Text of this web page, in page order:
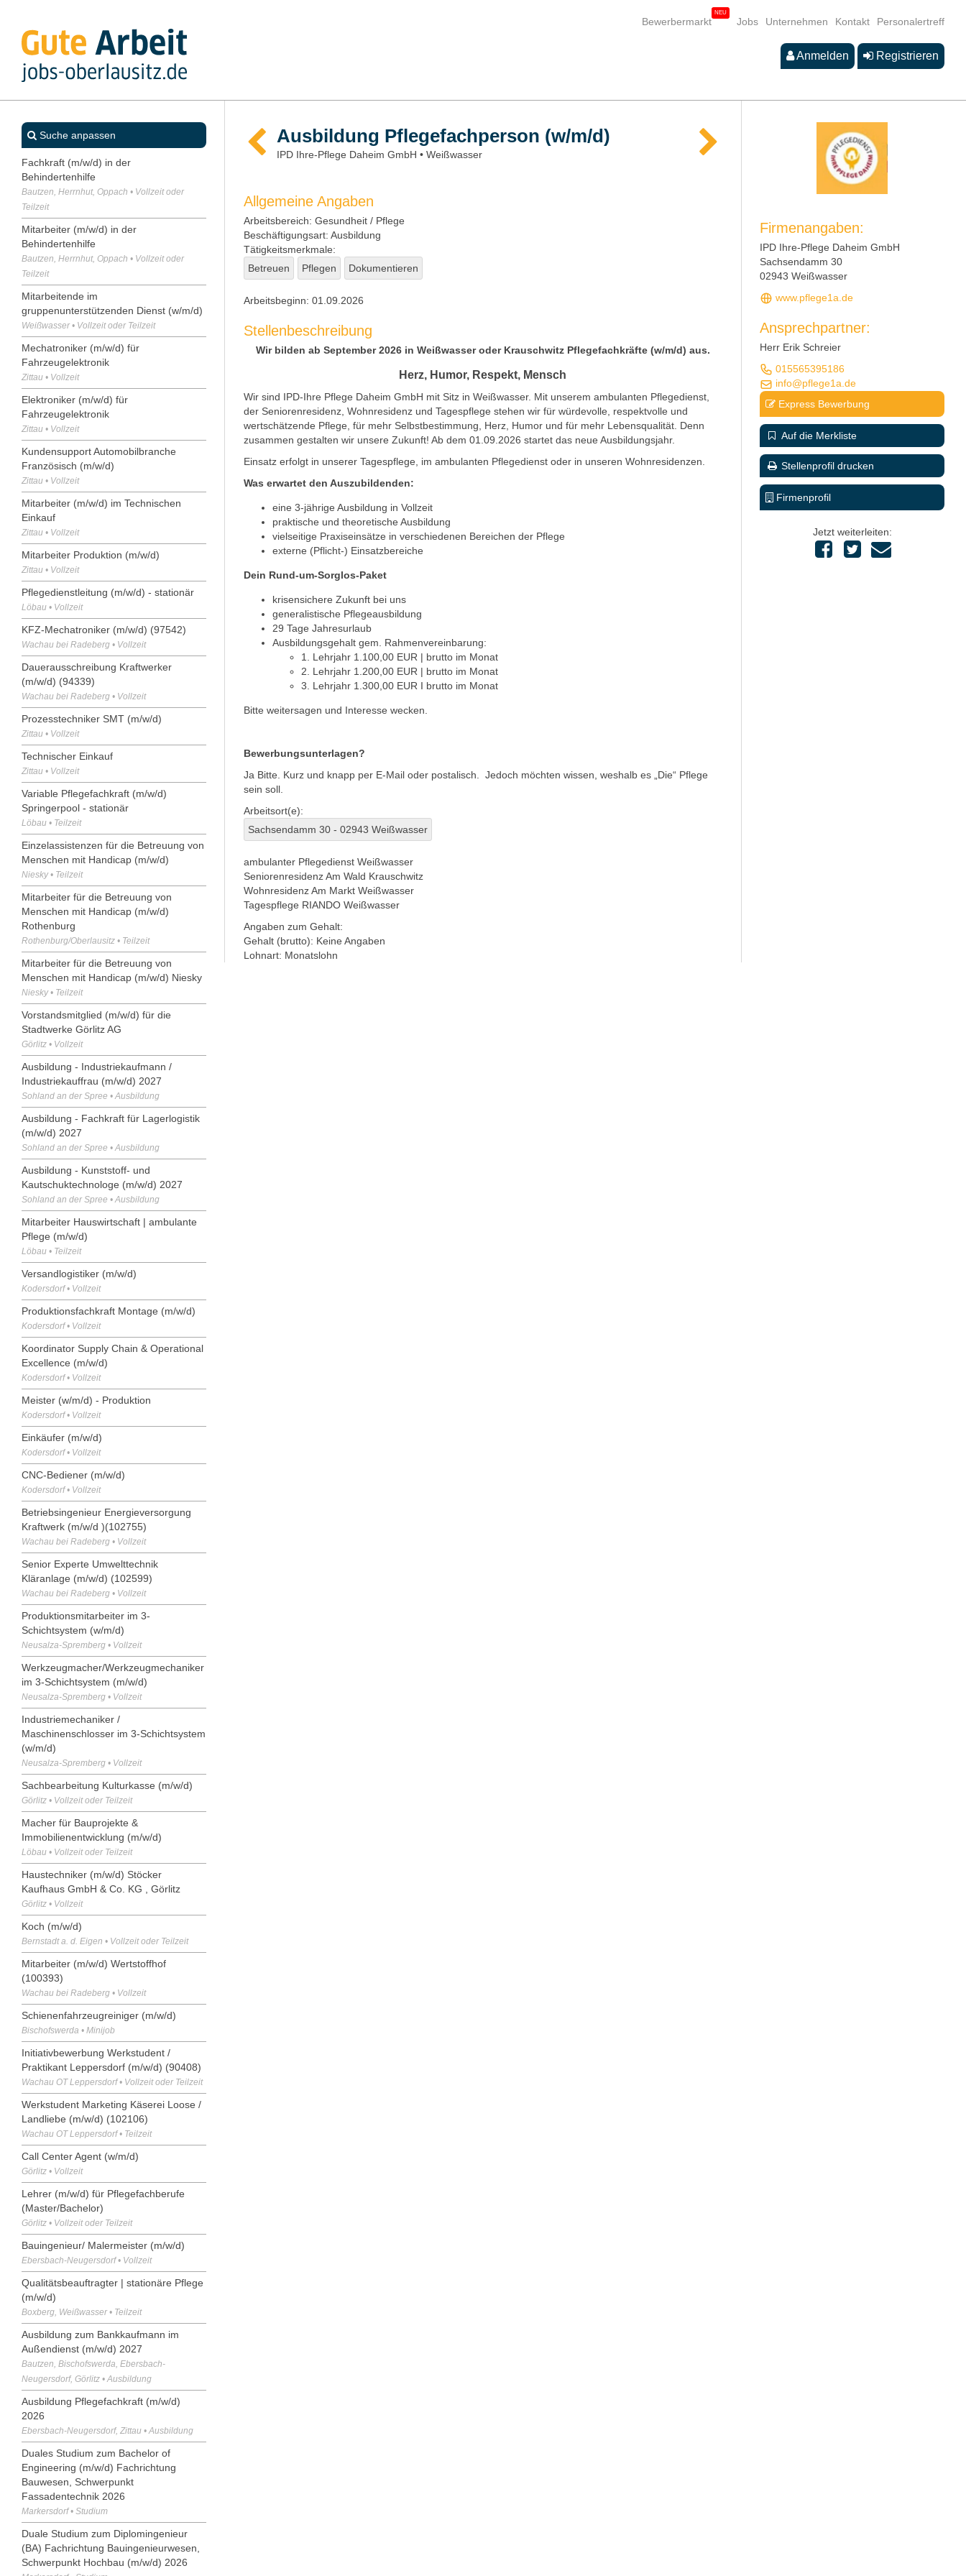
Bewerbermarkt Jobs Unternehmen Kontakt Personalertreff
Anmelden Registrieren
Suche anpassen
Fachkraft (m/w/d) in der
Behindertenhilfe
Bautzen, Herrnhut, Oppach • Vollzeit oder
Teilzeit
Mitarbeiter (m/w/d) in der
Behindertenhilfe
Bautzen, Herrnhut, Oppach • Vollzeit oder
Teilzeit
Mitarbeitende im
gruppenunterstützenden Dienst (w/m/d)
Weißwasser • Vollzeit oder Teilzeit
Mechatroniker (m/w/d) für
Fahrzeugelektronik
Zittau • Vollzeit
Elektroniker (m/w/d) für
Fahrzeugelektronik
Zittau • Vollzeit
Kundensupport Automobilbranche
Französisch (m/w/d)
Zittau • Vollzeit
Mitarbeiter (m/w/d) im Technischen
Einkauf
Zittau • Vollzeit
Mitarbeiter Produktion (m/w/d)
Zittau • Vollzeit
Pflegedienstleitung (m/w/d) - stationär
Löbau • Vollzeit
KFZ-Mechatroniker (m/w/d) (97542)
Wachau bei Radeberg • Vollzeit
Dauerausschreibung Kraftwerker
(m/w/d) (94339)
Wachau bei Radeberg • Vollzeit
Prozesstechniker SMT (m/w/d)
Zittau • Vollzeit
Technischer Einkauf
Zittau • Vollzeit
Variable Pflegefachkraft (m/w/d)
Springerpool - stationär
Löbau • Teilzeit
Einzelassistenzen für die Betreuung von
Menschen mit Handicap (m/w/d)
Niesky • Teilzeit
Mitarbeiter für die Betreuung von
Menschen mit Handicap (m/w/d)
Rothenburg
Rothenburg/Oberlausitz • Teilzeit
Mitarbeiter für die Betreuung von
Menschen mit Handicap (m/w/d) Niesky
Niesky • Teilzeit
Vorstandsmitglied (m/w/d) für die
Stadtwerke Görlitz AG
Görlitz • Vollzeit
Ausbildung - Industriekaufmann /
Industriekauffrau (m/w/d) 2027
Sohland an der Spree • Ausbildung
Ausbildung - Fachkraft für Lagerlogistik
(m/w/d) 2027
Sohland an der Spree • Ausbildung
Ausbildung - Kunststoff- und
Kautschuktechnologe (m/w/d) 2027
Sohland an der Spree • Ausbildung
Mitarbeiter Hauswirtschaft | ambulante
Pflege (m/w/d)
Löbau • Teilzeit
Versandlogistiker (m/w/d)
Kodersdorf • Vollzeit
Produktionsfachkraft Montage (m/w/d)
Kodersdorf • Vollzeit
Koordinator Supply Chain & Operational
Excellence (m/w/d)
Kodersdorf • Vollzeit
Meister (w/m/d) - Produktion
Kodersdorf • Vollzeit
Einkäufer (m/w/d)
Kodersdorf • Vollzeit
CNC-Bediener (m/w/d)
Kodersdorf • Vollzeit
Betriebsingenieur Energieversorgung
Kraftwerk (m/w/d )(102755)
Wachau bei Radeberg • Vollzeit
Senior Experte Umwelttechnik
Kläranlage (m/w/d) (102599)
Wachau bei Radeberg • Vollzeit
Produktionsmitarbeiter im 3-
Schichtsystem (w/m/d)
Neusalza-Spremberg • Vollzeit
Werkzeugmacher/Werkzeugmechaniker
im 3-Schichtsystem (m/w/d)
Neusalza-Spremberg • Vollzeit
Industriemechaniker /
Maschinenschlosser im 3-Schichtsystem
(w/m/d)
Neusalza-Spremberg • Vollzeit
Sachbearbeitung Kulturkasse (m/w/d)
Görlitz • Vollzeit oder Teilzeit
Macher für Bauprojekte &
Immobilienentwicklung (m/w/d)
Löbau • Vollzeit oder Teilzeit
Haustechniker (m/w/d) Stöcker
Kaufhaus GmbH & Co. KG , Görlitz
Görlitz • Vollzeit
Koch (m/w/d)
Bernstadt a. d. Eigen • Vollzeit oder Teilzeit
Mitarbeiter (m/w/d) Wertstoffhof
(100393)
Wachau bei Radeberg • Vollzeit
Schienenfahrzeugreiniger (m/w/d)
Bischofswerda • Minijob
Initiativbewerbung Werkstudent /
Praktikant Leppersdorf (m/w/d) (90408)
Wachau OT Leppersdorf • Vollzeit oder Teilzeit
Werkstudent Marketing Käserei Loose /
Landliebe (m/w/d) (102106)
Wachau OT Leppersdorf • Teilzeit
Call Center Agent (w/m/d)
Görlitz • Vollzeit
Lehrer (m/w/d) für Pflegefachberufe
(Master/Bachelor)
Görlitz • Vollzeit oder Teilzeit
Bauingenieur/ Malermeister (m/w/d)
Ebersbach-Neugersdorf • Vollzeit
Qualitätsbeauftragter | stationäre Pflege
(m/w/d)
Boxberg, Weißwasser • Teilzeit
Ausbildung zum Bankkaufmann im
Außendienst (m/w/d) 2027
Bautzen, Bischofswerda, Ebersbach-
Neugersdorf, Görlitz • Ausbildung
Ausbildung Pflegefachkraft (m/w/d)
2026
Ebersbach-Neugersdorf, Zittau • Ausbildung
Duales Studium zum Bachelor of
Engineering (m/w/d) Fachrichtung
Bauwesen, Schwerpunkt
Fassadentechnik 2026
Markersdorf • Studium
Duale Studium zum Diplomingenieur
(BA) Fachrichtung Bauingenieurwesen,
Schwerpunkt Hochbau (m/w/d) 2026
Ausbildung Pflegefachperson (w/m/d)
IPD Ihre-Pflege Daheim GmbH • Weißwasser
Allgemeine Angaben
Arbeitsbereich: Gesundheit / Pflege
Beschäftigungsart: Ausbildung
Tätigkeitsmerkmale:
Betreuen
Pflegen Dokumentieren
Arbeitsbeginn: 01.09.2026
Stellenbeschreibung
Wir bilden ab September 2026 in Weißwasser oder Krauschwitz Pflegefachkräfte (w/m/d) aus.
Herz, Humor, Respekt, Mensch
Wir sind IPD-Ihre Pflege Daheim GmbH mit Sitz in Weißwasser. Mit unserem ambulanten Pflegedienst,
der Seniorenresidenz, Wohnresidenz und Tagespflege stehen wir für würdevolle, respektvolle und
wertschätzende Pflege, für mehr Selbstbestimmung, Herz, Humor und für mehr Lebensqualität. Denn
zusammen gestalten wir unsere Zukunft! Ab dem 01.09.2026 startet das neue Ausbildungsjahr.
Einsatz erfolgt in unserer Tagespflege, im ambulanten Pflegedienst oder in unseren Wohnresidenzen.
Was erwartet den Auszubildenden:
eine 3-jährige Ausbildung in Vollzeit
praktische und theoretische Ausbildung
vielseitige Praxiseinsätze in verschiedenen Bereichen der Pflege
externe (Pflicht-) Einsatzbereiche
Dein Rund-um-Sorglos-Paket
krisensichere Zukunft bei uns
generalistische Pflegeausbildung
29 Tage Jahresurlaub
Ausbildungsgehalt gem. Rahmenvereinbarung:
1. Lehrjahr 1.100,00 EUR | brutto im Monat
2. Lehrjahr 1.200,00 EUR | brutto im Monat
3. Lehrjahr 1.300,00 EUR I brutto im Monat
Bitte weitersagen und Interesse wecken.
Bewerbungsunterlagen?
Ja Bitte. Kurz und knapp per E-Mail oder postalisch. Jedoch möchten wissen, weshalb es „Die“ Pflege
sein soll.
Arbeitsort(e):
Sachsendamm 30 - 02943 Weißwasser
ambulanter Pflegedienst Weißwasser
Seniorenresidenz Am Wald Krauschwitz
Wohnresidenz Am Markt Weißwasser
Tagespflege RIANDO Weißwasser
Angaben zum Gehalt:
Gehalt (brutto): Keine Angaben
Lohnart: Monatslohn
Firmenangaben:
IPD Ihre-Pflege Daheim GmbH
Sachsendamm 30
02943 Weißwasser
www.pflege1a.de
Ansprechpartner:
Herr Erik Schreier
015565395186
info@pflege1a.de
Express Bewerbung
Auf die Merkliste
Stellenprofil drucken
Firmenprofil
Jetzt weiterleiten: